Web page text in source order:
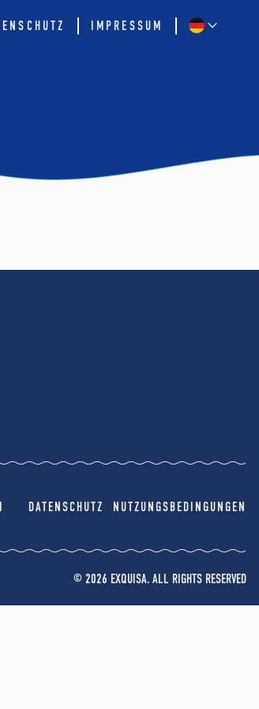
IMPRESSUM
DATENSCHUTZ NUTZUNGSBEDINGUNGEN
© 2026 EXQUISA. ALL RIGHTS RESERVED